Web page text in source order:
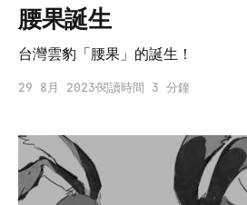
腰果誕生
台灣雲豹「腰果」的誕生！
29 8月 2023閱讀時間 3 分鐘